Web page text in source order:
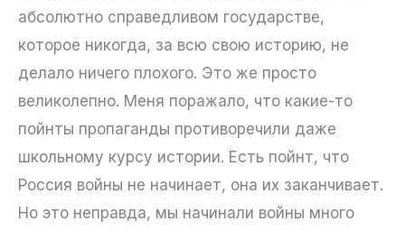
абсолютно справедливом государстве,
которое никогда, за всю свою историю, не
делало ничего плохого. Это же просто
великолепно. Меня поражало, что какие-то
пойнты пропаганды противоречили даже
школьному курсу истории. Есть пойнт, что
Россия войны не начинает, она их заканчивает.
Но это неправда, мы начинали войны много